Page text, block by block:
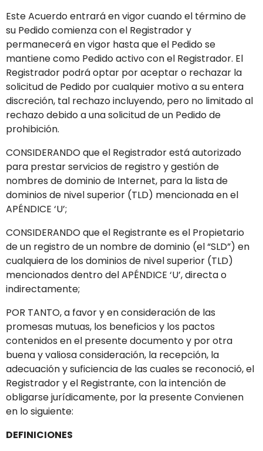
Este Acuerdo entrará en vigor cuando el término de
su Pedido comienza con el Registrador y
permanecerá en vigor hasta que el Pedido se
mantiene como Pedido activo con el Registrador. El
Registrador podrá optar por aceptar o rechazar la
solicitud de Pedido por cualquier motivo a su entera
discreción, tal rechazo incluyendo, pero no limitado al
rechazo debido a una solicitud de un Pedido de
prohibición.
CONSIDERANDO que el Registrador está autorizado
para prestar servicios de registro y gestión de
nombres de dominio de Internet, para la lista de
dominios de nivel superior (TLD) mencionada en el
APÉNDICE ‘U’;
CONSIDERANDO que el Registrante es el Propietario
de un registro de un nombre de dominio (el “SLD”) en
cualquiera de los dominios de nivel superior (TLD)
mencionados dentro del APÉNDICE ‘U’, directa o
indirectamente;
POR TANTO, a favor y en consideración de las
promesas mutuas, los beneficios y los pactos
contenidos en el presente documento y por otra
buena y valiosa consideración, la recepción, la
adecuación y suficiencia de las cuales se reconoció, el
Registrador y el Registrante, con la intención de
obligarse jurídicamente, por la presente Convienen
en lo siguiente:
DEFINICIONES